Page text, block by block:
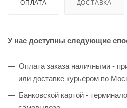
ОПЛАТА ДОСТАВКА
У нас доступны следующие
Оплата заказа наличными -
или доставке курьером по
Банковской картой -